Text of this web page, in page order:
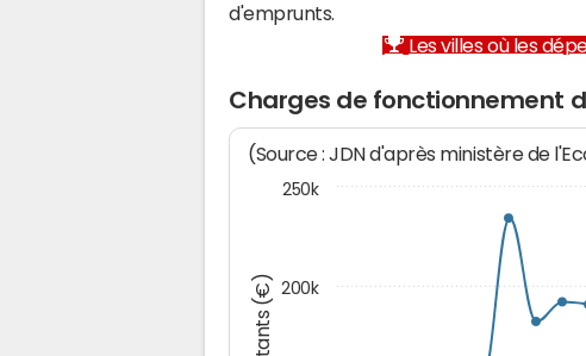
d'emprunts.
Les villes où les
Charges de fonctionnement
(Source : JDN d'après ministère de
200k
250k